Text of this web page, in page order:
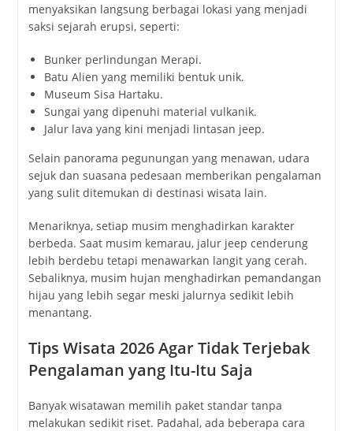
menyaksikan langsung berbagai lokasi yang menjadi
saksi sejarah erupsi, seperti:
Bunker perlindungan Merapi.
Batu Alien yang memiliki bentuk unik.
Museum Sisa Hartaku.
Sungai yang dipenuhi material vulkanik.
Jalur lava yang kini menjadi lintasan jeep.
Selain panorama pegunungan yang menawan, udara
sejuk dan suasana pedesaan memberikan pengalaman
yang sulit ditemukan di destinasi wisata lain.
Menariknya, setiap musim menghadirkan karakter
berbeda. Saat musim kemarau, jalur jeep cenderung
lebih berdebu tetapi menawarkan langit yang cerah.
Sebaliknya, musim hujan menghadirkan pemandangan
hijau yang lebih segar meski jalurnya sedikit lebih
menantang.
Tips Wisata 2026 Agar Tidak Terjebak
Pengalaman yang Itu-Itu Saja
Banyak wisatawan memilih paket standar tanpa
melakukan sedikit riset. Padahal, ada beberapa cara